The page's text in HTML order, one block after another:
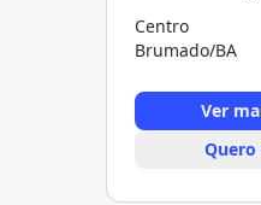
Centro
Brumado/BA
Ver
Quero